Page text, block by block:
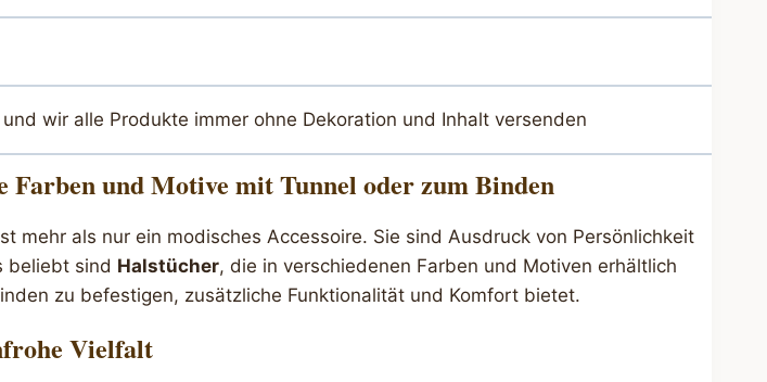
wir alle Produkte immer ohne Dekoration und Inhalt versenden
Farben und Motive mit Tunnel oder zum Binden
mehr als nur ein modisches Accessoire. Sie sind Ausdruck von Persönlichkeit
beliebt sind Halstücher, die in verschiedenen Farben und Motiven erhältlich
zu befestigen, zusätzliche Funktionalität und Komfort bietet.
Vielfalt